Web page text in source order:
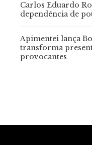
Carlos Eduardo
dependência de
Apimentei lança
transforma
provocantes